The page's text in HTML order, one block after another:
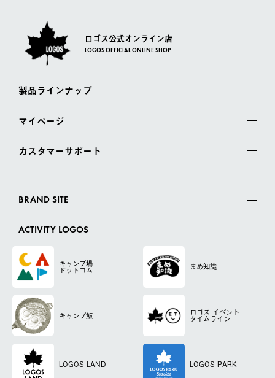
ロゴス公式オンライン店
LOGOS OFFICIAL ONLINE SHOP
製品ラインナップ
マイページ
カスタマーサポート
BRAND SITE
ACTIVITY LOGOS
キャンプ場
ドットコム まめ知識
キャンプ飯 ロゴス イベント
タイムライン
LOGOS LAND LOGOS PARK